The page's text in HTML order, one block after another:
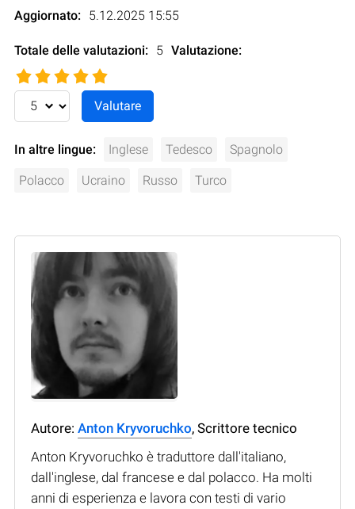
Aggiornato: 5.12.2025 15:55
Totale delle valutazioni: 5 Valutazione:
In altre lingue: Inglese Tedesco Spagnolo
Polacco Ucraino Russo Turco
Autore: Anton Kryvoruchko, Scrittore tecnico
Anton Kryvoruchko è traduttore dall'italiano,
dall'inglese, dal francese e dal polacco. Ha molti
anni di esperienza e lavora con testi di vario